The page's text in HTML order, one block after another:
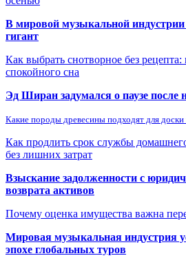
В мировой музыкальной
гигант
Как выбрать снотворное без
спокойного сна
Эд Ширан задумался о паузе после
Какие породы древесины подходят для
Как продлить срок службы
без лишних затрат
Взыскание задолженности с
возврата активов
Почему оценка имущества важна
Мировая музыкальная индустрия
эпохе глобальных туров